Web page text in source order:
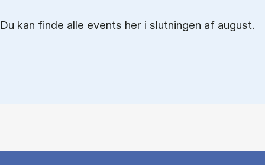
Du kan finde alle events her i slutningen af august.